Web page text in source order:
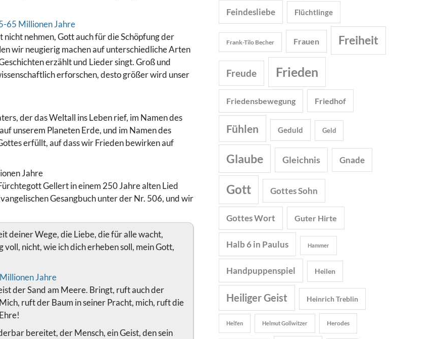
nehmen, Gott auch für die Schöpfung der
wir neugierig machen auf unterschiedliche Arten
erzählt und Lieder singt. Groß und
erforschen, desto größer wird unser
der das Weltall ins Leben rief, im Namen des
unserem Planeten Erde, und im Namen des
erfüllt, auf dass wir Frieden bewirken auf
Gellert in einem 250 Jahre alten Lied
Gesangbuch unter der Nr. 506, und wir
deiner Wege, die Liebe, die für alle wacht,
nicht, wie ich dich erheben soll, mein Gott,
der Sand am Meere. Bringt, ruft auch der
ruft der Baum in seiner Pracht, mich, ruft die
bereitet, der Mensch, ein Geist, den sein
Feindesliebe Flüchtlinge
Frank-Tilo Becher Frauen Freiheit
Freude Frieden
Friedensbewegung Friedhof
Fühlen Geduld Geld
Glaube Gleichnis Gnade
Gott Gottes Sohn
Gottes Wort Guter Hirte
Halb 6 in Paulus Hammer
Handpuppenspiel Heilen
Heiliger Geist Heinrich Treblin
Helfen Helmut Gollwitzer Herodes